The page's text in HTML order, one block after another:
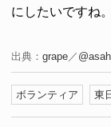
にしたいですね。
出典： grape／
ボランティア 東